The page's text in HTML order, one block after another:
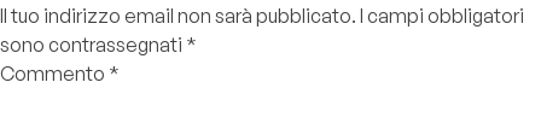
Il tuo indirizzo email non sarà pubblicato. I campi obbligatori
sono contrassegnati *
Commento *